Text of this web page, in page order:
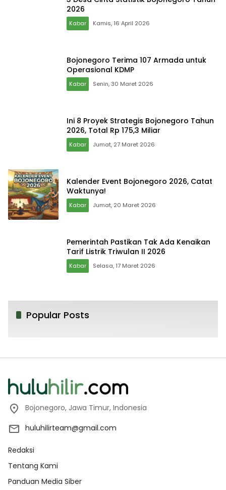
2026
Kabar Kamis, 16 April 2026
Bojonegoro Terima 107 Armada untuk
Operasional KDMP
Kabar Senin, 30 Maret 2026
Ini 8 Proyek Strategis Bojonegoro Tahun
2026, Total Rp 175,3 Miliar
Kabar Jumat, 27 Maret 2026
Kalender Event Bojonegoro 2026, Catat
Waktunya!
Kabar Jumat, 20 Maret 2026
Pemerintah Pastikan Tak Ada Kenaikan
Tarif Listrik Triwulan II 2026
Kabar Selasa, 17 Maret 2026
Popular Posts
Bojonegoro, Jawa Timur, Indonesia
huluhilirteam@gmail.com
Redaksi
Tentang Kami
Panduan Media Siber